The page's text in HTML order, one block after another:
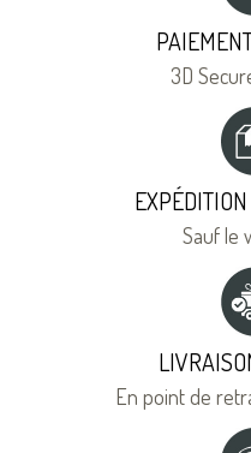
3D
Sauf le
En point de